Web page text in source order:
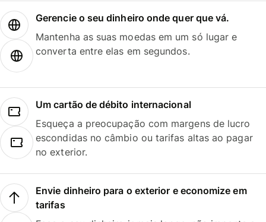
Gerencie o seu dinheiro onde quer que vá.
Mantenha as suas moedas em um só lugar e
converta entre elas em segundos.
Um cartão de débito internacional
Esqueça a preocupação com margens de lucro
escondidas no câmbio ou tarifas altas ao pagar
no exterior.
Envie dinheiro para o exterior e economize em
tarifas